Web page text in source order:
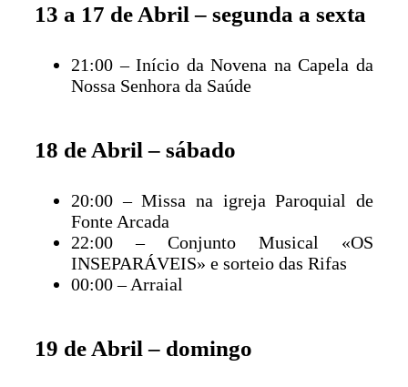
13 a 17 de Abril – segunda a sexta
21:00 – Início da Novena na Capela da
Nossa Senhora da Saúde
18 de Abril – sábado
20:00 – Missa na igreja Paroquial de
Fonte Arcada
22:00 – Conjunto Musical «OS
INSEPARÁVEIS» e sorteio das Rifas
00:00 – Arraial
19 de Abril – domingo